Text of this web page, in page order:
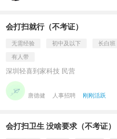
会打扫就行（不考证）
无需经验 初中及以下 长白班
有人带
深圳轻喜到家科技 民营
唐德健 人事招聘 刚刚活跃
会打扫卫生 没啥要求（不考证）